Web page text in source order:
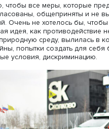
Например, такая
контакта между
снизились
торговли.
климатической
и довольно
ажиотаж, но сейчас
к этой повестке более
первоначальные
оптимистическими.